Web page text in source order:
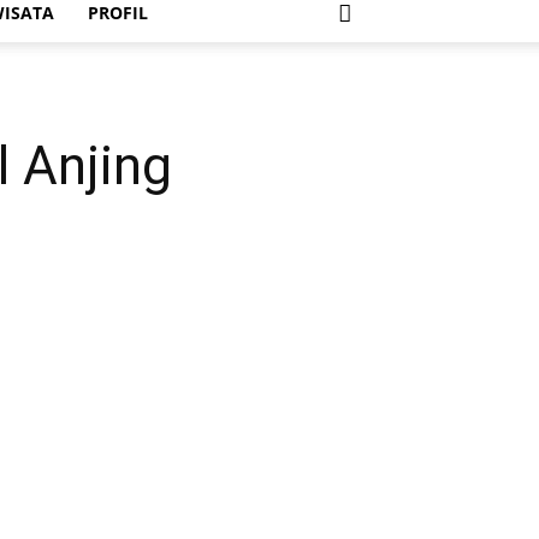
PROFIL
Anjing